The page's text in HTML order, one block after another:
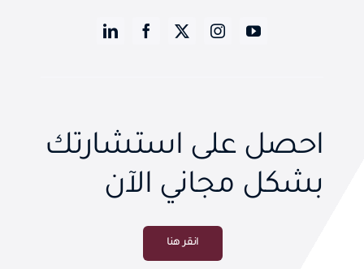
احصل على استشارتك
بشكل مجاني الآن
انقر هنا